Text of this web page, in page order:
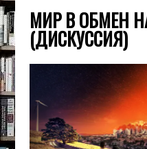
МИР В ОБМЕН
(ДИСКУССИЯ)